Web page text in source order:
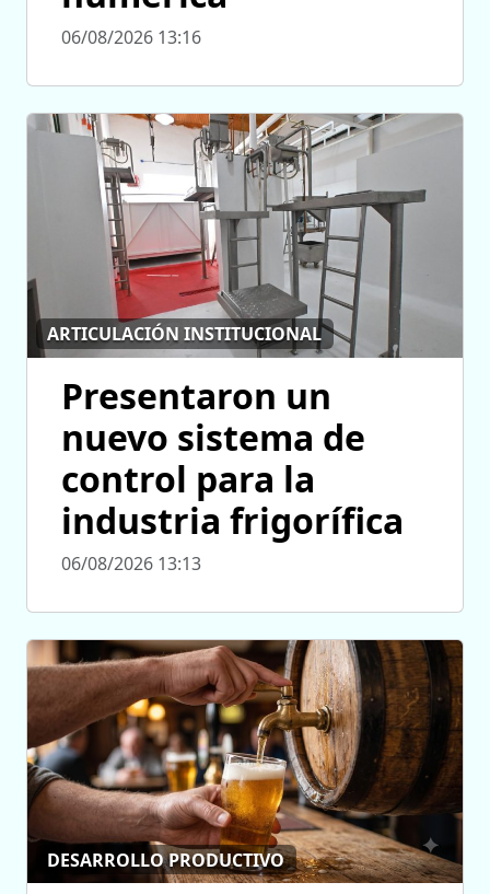
06/08/2026 13:16
ARTICULACIÓN INSTITUCIONAL
Presentaron un
nuevo sistema de
control para la
industria frigorífica
06/08/2026 13:13
DESARROLLO PRODUCTIVO